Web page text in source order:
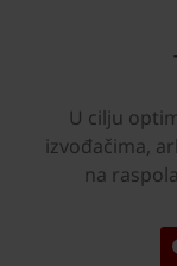
U cilju
izvođačima,
na